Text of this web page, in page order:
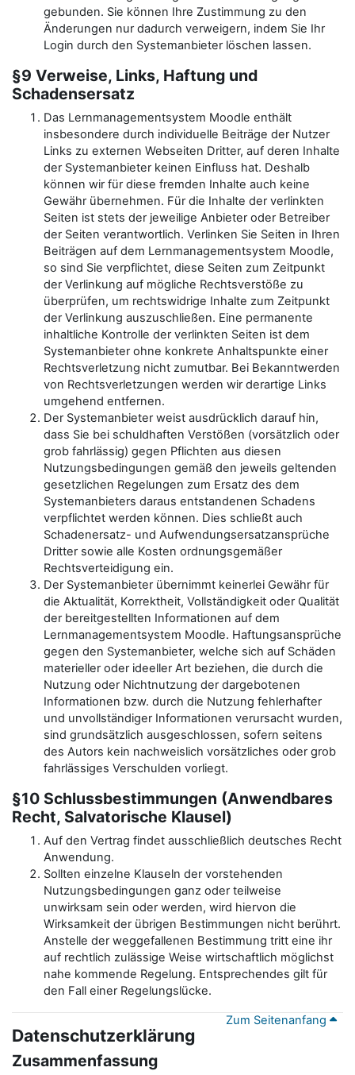
gebunden. Sie können Ihre Zustimmung zu den
Änderungen nur dadurch verweigern, indem Sie Ihr
Login durch den Systemanbieter löschen lassen.
§9 Verweise, Links, Haftung und
Schadensersatz
Das Lernmanagementsystem Moodle enthält
insbesondere durch individuelle Beiträge der Nutzer
Links zu externen Webseiten Dritter, auf deren Inhalte
der Systemanbieter keinen Einfluss hat. Deshalb
können wir für diese fremden Inhalte auch keine
Gewähr übernehmen. Für die Inhalte der verlinkten
Seiten ist stets der jeweilige Anbieter oder Betreiber
der Seiten verantwortlich. Verlinken Sie Seiten in Ihren
Beiträgen auf dem Lernmanagementsystem Moodle,
so sind Sie verpflichtet, diese Seiten zum Zeitpunkt
der Verlinkung auf mögliche Rechtsverstöße zu
überprüfen, um rechtswidrige Inhalte zum Zeitpunkt
der Verlinkung auszuschließen. Eine permanente
inhaltliche Kontrolle der verlinkten Seiten ist dem
Systemanbieter ohne konkrete Anhaltspunkte einer
Rechtsverletzung nicht zumutbar. Bei Bekanntwerden
von Rechtsverletzungen werden wir derartige Links
umgehend entfernen.
Der Systemanbieter weist ausdrücklich darauf hin,
dass Sie bei schuldhaften Verstößen (vorsätzlich oder
grob fahrlässig) gegen Pflichten aus diesen
Nutzungsbedingungen gemäß den jeweils geltenden
gesetzlichen Regelungen zum Ersatz des dem
Systemanbieters daraus entstandenen Schadens
verpflichtet werden können. Dies schließt auch
Schadenersatz- und Aufwendungsersatzansprüche
Dritter sowie alle Kosten ordnungsgemäßer
Rechtsverteidigung ein.
Der Systemanbieter übernimmt keinerlei Gewähr für
die Aktualität, Korrektheit, Vollständigkeit oder Qualität
der bereitgestellten Informationen auf dem
Lernmanagementsystem Moodle. Haftungsansprüche
gegen den Systemanbieter, welche sich auf Schäden
materieller oder ideeller Art beziehen, die durch die
Nutzung oder Nichtnutzung der dargebotenen
Informationen bzw. durch die Nutzung fehlerhafter
und unvollständiger Informationen verursacht wurden,
sind grundsätzlich ausgeschlossen, sofern seitens
des Autors kein nachweislich vorsätzliches oder grob
fahrlässiges Verschulden vorliegt.
§10 Schlussbestimmungen (Anwendbares
Recht, Salvatorische Klausel)
Auf den Vertrag findet ausschließlich deutsches Recht
Anwendung.
Sollten einzelne Klauseln der vorstehenden
Nutzungsbedingungen ganz oder teilweise
unwirksam sein oder werden, wird hiervon die
Wirksamkeit der übrigen Bestimmungen nicht berührt.
Anstelle der weggefallenen Bestimmung tritt eine ihr
auf rechtlich zulässige Weise wirtschaftlich möglichst
nahe kommende Regelung. Entsprechendes gilt für
den Fall einer Regelungslücke.
Zum Seitenanfang
Datenschutzerklärung
Zusammenfassung